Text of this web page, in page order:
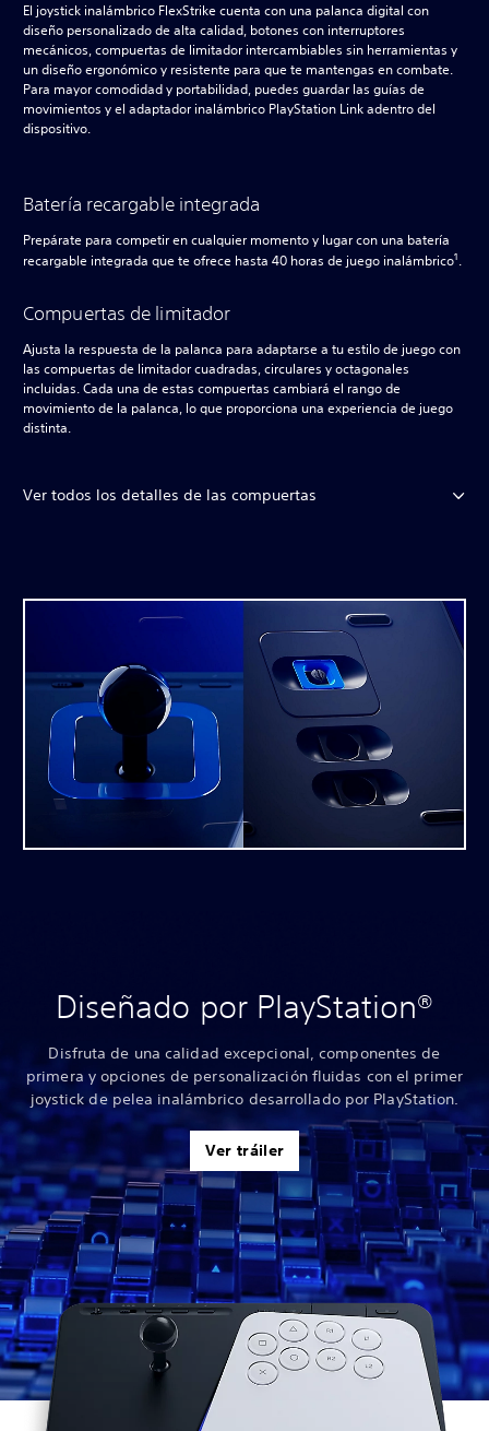
El joystick inalámbrico FlexStrike cuenta con una palanca digital con
diseño personalizado de alta calidad, botones con interruptores
mecánicos, compuertas de limitador intercambiables sin herramientas y
un diseño ergonómico y resistente para que te mantengas en combate.
Para mayor comodidad y portabilidad, puedes guardar las guías de
movimientos y el adaptador inalámbrico PlayStation Link adentro del
dispositivo.
Batería recargable integrada
Prepárate para competir en cualquier momento y lugar con una batería
recargable integrada que te ofrece hasta 40 horas de juego inalámbrico1.
Compuertas de limitador
Ajusta la respuesta de la palanca para adaptarse a tu estilo de juego con
las compuertas de limitador cuadradas, circulares y octagonales
incluidas. Cada una de estas compuertas cambiará el rango de
movimiento de la palanca, lo que proporciona una experiencia de juego
distinta.
Ver todos los detalles de las compuertas
Diseñado por PlayStation®
Disfruta de una calidad excepcional, componentes de
primera y opciones de personalización fluidas con el primer
joystick de pelea inalámbrico desarrollado por PlayStation.
Ver tráiler